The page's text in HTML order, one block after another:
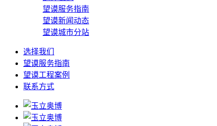
望谟服务指南
望谟新闻动态
望谟城市分站
选择我们
望谟服务指南
望谟工程案例
联系方式